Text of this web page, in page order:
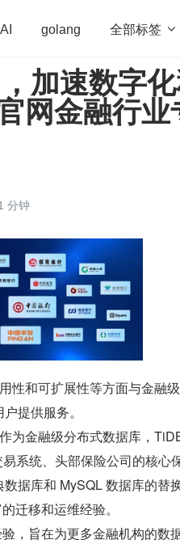
AI golang 全部标签 
习方法 Web3.0 高
低代码 redis
加速数字化
网金融行业
分钟
性和可扩展性等方面与金融
提供服务。
为金融级分布式数据库，
系统、头部保险公司的核心
据库和 MySQL 数据库的替
迁移和运维经验。
，旨在为更多金融机构的数